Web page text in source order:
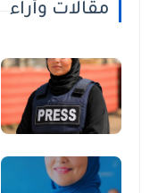
مقالات وأراء